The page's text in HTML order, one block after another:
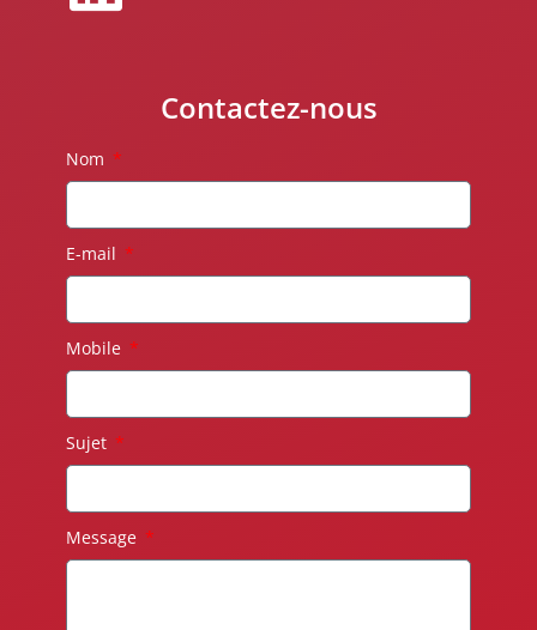
Contactez-nous
Nom
E-mail
Mobile
Sujet
Message